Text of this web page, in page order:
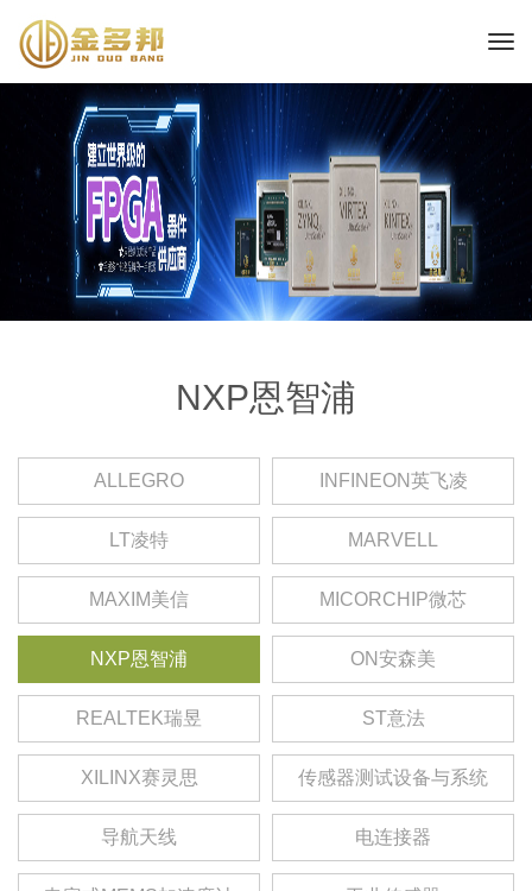
NXP恩智浦
ALLEGRO INFINEON英飞凌
LT凌特 MARVELL
MAXIM美信 MICORCHIP微芯
NXP恩智浦 ON安森美
REALTEK瑞昱 ST意法
XILINX赛灵思 传感器测试设备与系统
导航天线 电连接器